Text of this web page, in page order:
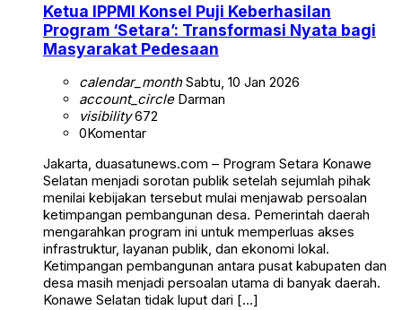
Ketua IPPMI Konsel Puji Keberhasilan
Program ‘Setara’: Transformasi Nyata bagi
Masyarakat Pedesaan
calendar_monthSabtu, 10 Jan 2026
account_circleDarman
visibility672
0Komentar
Jakarta, duasatunews.com – Program Setara Konawe
Selatan menjadi sorotan publik setelah sejumlah pihak
menilai kebijakan tersebut mulai menjawab persoalan
ketimpangan pembangunan desa. Pemerintah daerah
mengarahkan program ini untuk memperluas akses
infrastruktur, layanan publik, dan ekonomi lokal.
Ketimpangan pembangunan antara pusat kabupaten dan
desa masih menjadi persoalan utama di banyak daerah.
Konawe Selatan tidak luput dari […]